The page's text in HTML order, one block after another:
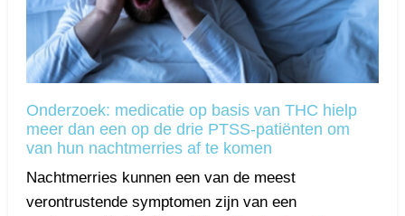
Onderzoek: medicatie op basis van THC hielp
meer dan een op de drie PTSS-patiënten om
van hun nachtmerries af te komen
Nachtmerries kunnen een van de meest
verontrustende symptomen zijn van een